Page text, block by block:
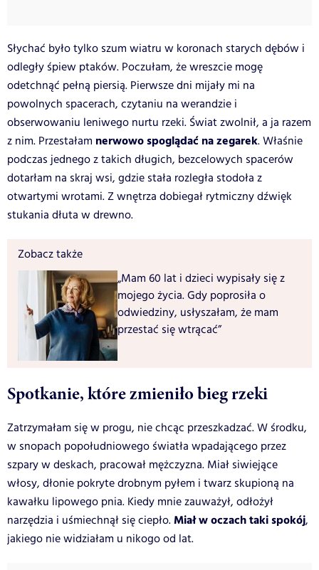
Słychać było tylko szum wiatru w koronach starych dębów i
odległy śpiew ptaków. Poczułam, że wreszcie mogę
odetchnąć pełną piersią. Pierwsze dni mijały mi na
powolnych spacerach, czytaniu na werandzie i
obserwowaniu leniwego nurtu rzeki. Świat zwolnił, a ja razem
z nim. Przestałam nerwowo spoglądać na zegarek. Właśnie
podczas jednego z takich długich, bezcelowych spacerów
dotarłam na skraj wsi, gdzie stała rozległa stodoła z
otwartymi wrotami. Z wnętrza dobiegał rytmiczny dźwięk
stukania dłuta w drewno.
Zobacz także
„Mam 60 lat i dzieci wypisały się z
mojego życia. Gdy poprosiła o
odwiedziny, usłyszałam, że mam
przestać się wtrącać”
Spotkanie, które zmieniło bieg rzeki
Zatrzymałam się w progu, nie chcąc przeszkadzać. W środku,
w snopach popołudniowego światła wpadającego przez
szpary w deskach, pracował mężczyzna. Miał siwiejące
włosy, dłonie pokryte drobnym pyłem i twarz skupioną na
kawałku lipowego pnia. Kiedy mnie zauważył, odłożył
narzędzia i uśmiechnął się ciepło.Miał w oczach taki spokój,
jakiego nie widziałam u nikogo od lat.